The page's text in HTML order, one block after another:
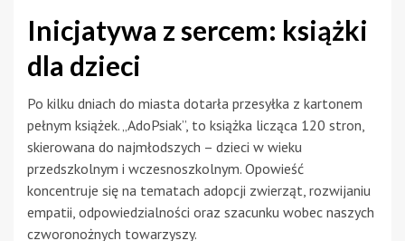
Inicjatywa z sercem: książki
dla dzieci
Po kilku dniach do miasta dotarła przesyłka z kartonem
pełnym książek. „AdoPsiak”, to książka licząca 120 stron,
skierowana do najmłodszych – dzieci w wieku
przedszkolnym i wczesnoszkolnym. Opowieść
koncentruje się na tematach adopcji zwierząt, rozwijaniu
empatii, odpowiedzialności oraz szacunku wobec naszych
czworonożnych towarzyszy.